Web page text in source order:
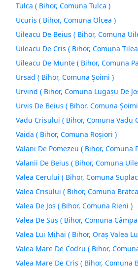
Tulca ( Bihor, Comuna Tulca )
Ucuris ( Bihor, Comuna Olcea )
Uileacu De Beius ( Bihor, Comuna
Uileacu De Cris ( Bihor, Comuna
Uileacu De Munte ( Bihor, Comuna
Ursad ( Bihor, Comuna Şoimi )
Urvind ( Bihor, Comuna Lugaşu De
Urvis De Beius ( Bihor, Comuna
Vadu Crisului ( Bihor, Comuna Vadu
Vaida ( Bihor, Comuna Roşiori )
Valani De Pomezeu ( Bihor, Comuna
Valanii De Beius ( Bihor, Comuna
Valea Cerului ( Bihor, Comuna
Valea Crisului ( Bihor, Comuna
Valea De Jos ( Bihor, Comuna Rieni )
Valea De Sus ( Bihor, Comuna
Valea Lui Mihai ( Bihor, Oraş Valea
Valea Mare De Codru ( Bihor,
Valea Mare De Cris ( Bihor, Comuna